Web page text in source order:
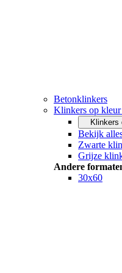
Betonklinkers
Klinkers op kleur
Klinkers
Bekijk
Zwarte
Grijze
Andere
30x60